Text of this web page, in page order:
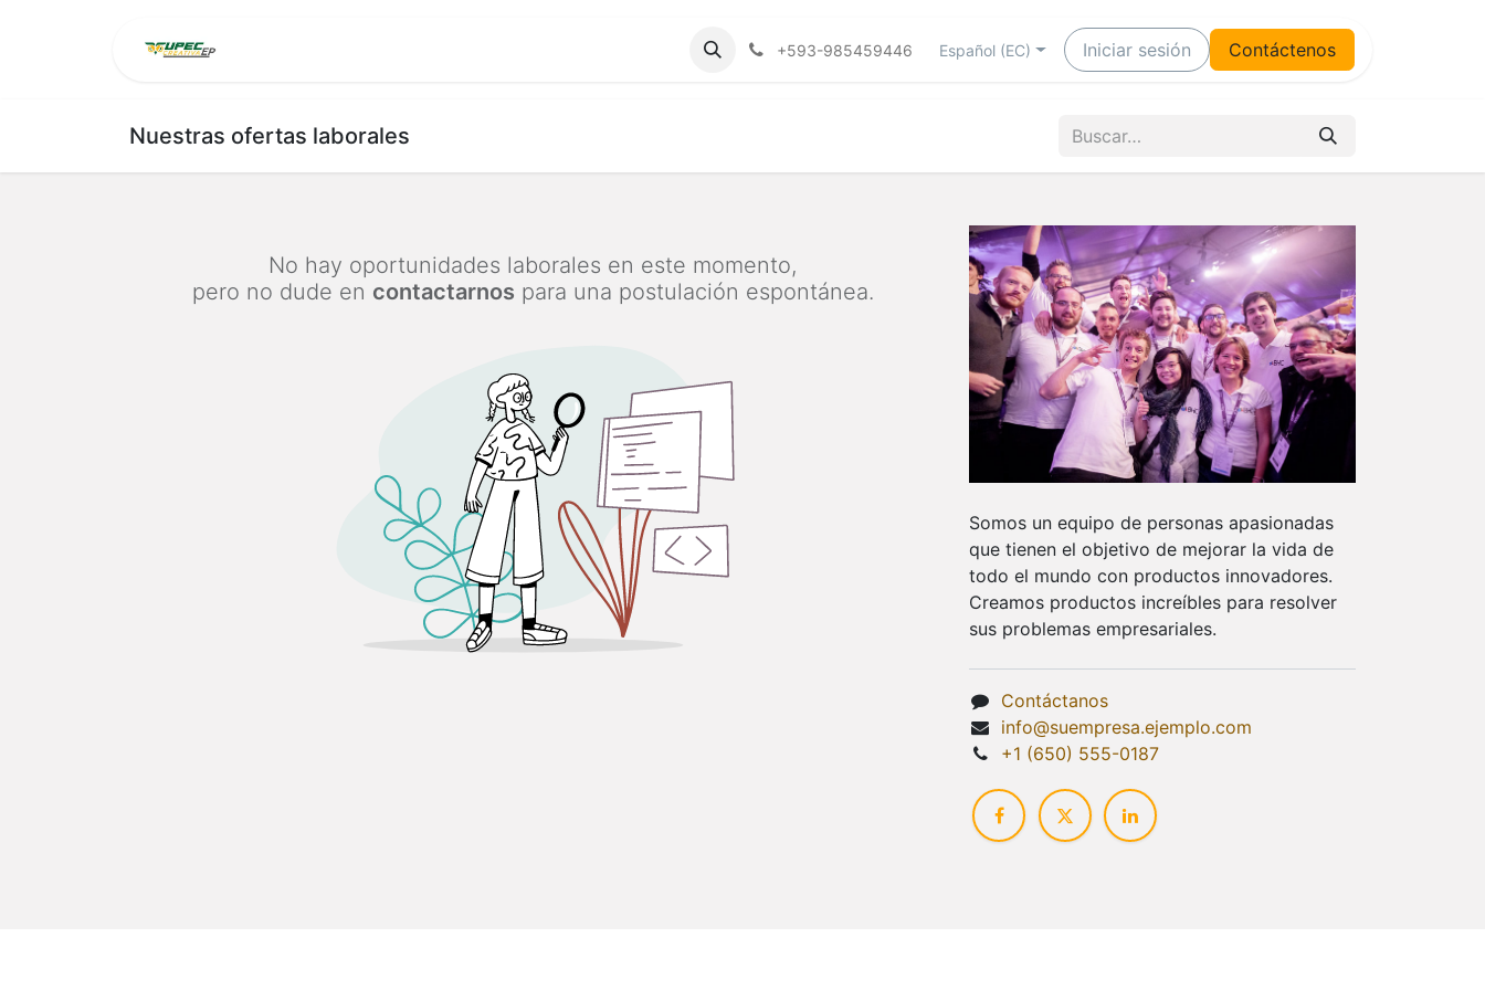
Cursos +593-985459446 Español (EC) Iniciar sesión Contáctenos
Nuestras ofertas laborales
No hay oportunidades laborales en este momento,
pero no dude en contactarnos para una postulación espontánea.
Somos un equipo de personas apasionadas
que tienen el objetivo de mejorar la vida de
todo el mundo con productos innovadores.
Creamos productos increíbles para resolver
sus problemas empresariales.
Contáctanos
info@suempresa.ejemplo.com
+1 (650) 555-0187